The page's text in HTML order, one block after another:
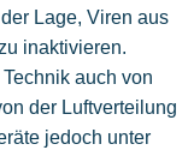
Lage, Viren aus
inaktivieren.
auch von
der Luftverteilung
jedoch unter